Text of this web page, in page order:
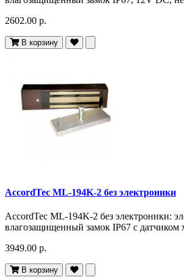
2602.00 р.
В корзину
AccordTec ML-194K-2 без электроники
AccordTec ML-194K-2 без электроники:
влагозащищенный замок IP67 c датчиком
3949.00 р.
В корзину